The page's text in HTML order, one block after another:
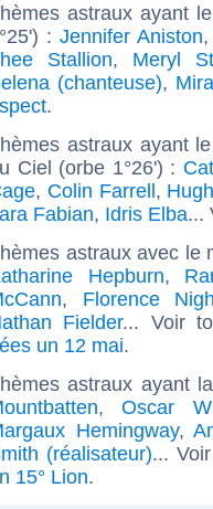
astraux ayant
:Jennifer Aniston
Stallion, Meryl
(chanteuse),
.
astraux ayant
Ciel (orbe 1°26') :
, Colin Farrell,
Fabian, Idris Elba...
astraux avec le
Hepburn,
, Florence
Fielder... Voir
un 12 mai.
astraux ayant
,Oscar
Hemingway,
(réalisateur)...
15° Lion.